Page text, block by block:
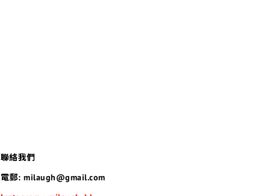
聯絡我們
電郵: milaugh@gmail.com